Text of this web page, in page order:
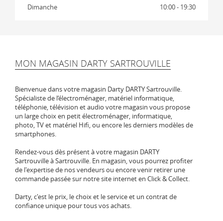
Dimanche
10:00 - 19:30
MON MAGASIN DARTY SARTROUVILLE
Bienvenue dans votre magasin Darty DARTY Sartrouville.
Spécialiste de l‘électroménager, matériel informatique,
téléphonie, télévision et audio votre magasin vous propose
un large choix en petit électroménager, informatique,
photo, TV et matériel Hifi, ou encore les derniers modèles de
smartphones.
Rendez-vous dès présent à votre magasin DARTY
Sartrouville à Sartrouville. En magasin, vous pourrez profiter
de l'expertise de nos vendeurs ou encore venir retirer une
commande passée sur notre site internet en Click & Collect.
Darty, c'est le prix, le choix et le service et un contrat de
confiance unique pour tous vos achats.